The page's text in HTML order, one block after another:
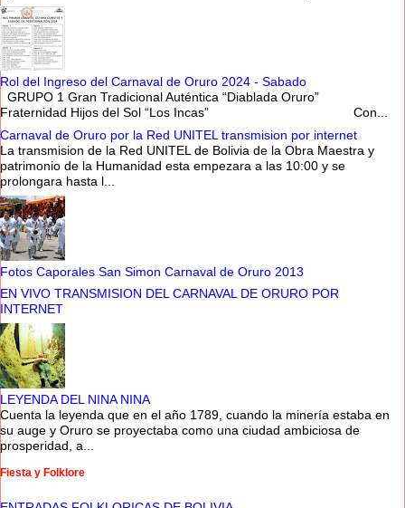
Rol del Ingreso del Carnaval de Oruro 2024 - Sabado
GRUPO 1 Gran Tradicional Auténtica “Diablada Oruro”
Fraternidad Hijos del Sol “Los Incas” Con...
Carnaval de Oruro por la Red UNITEL transmision por internet
La transmision de la Red UNITEL de Bolivia de la Obra Maestra y
patrimonio de la Humanidad esta empezara a las 10:00 y se
prolongara hasta l...
Fotos Caporales San Simon Carnaval de Oruro 2013
EN VIVO TRANSMISION DEL CARNAVAL DE ORURO POR
INTERNET
LEYENDA DEL NINA NINA
Cuenta la leyenda que en el año 1789, cuando la minería estaba en
su auge y Oruro se proyectaba como una ciudad ambiciosa de
prosperidad, a...
Fiesta y Folklore